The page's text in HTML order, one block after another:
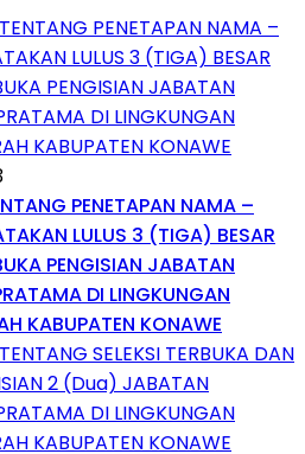
PENETAPAN NAMA –
LULUS 3 (TIGA) BESAR
PENGISIAN JABATAN
DI LINGKUNGAN
KABUPATEN KONAWE